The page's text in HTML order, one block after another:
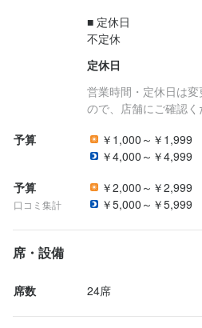
■ 定休日
不定休
定休日
営業時間・定休日は
ので、店舗にご確認く
予算
￥1,000～￥1,999
￥4,000～￥4,999
予算
口コミ集計
￥2,000～￥2,999
￥5,000～￥5,999
席・設備
席数 24席